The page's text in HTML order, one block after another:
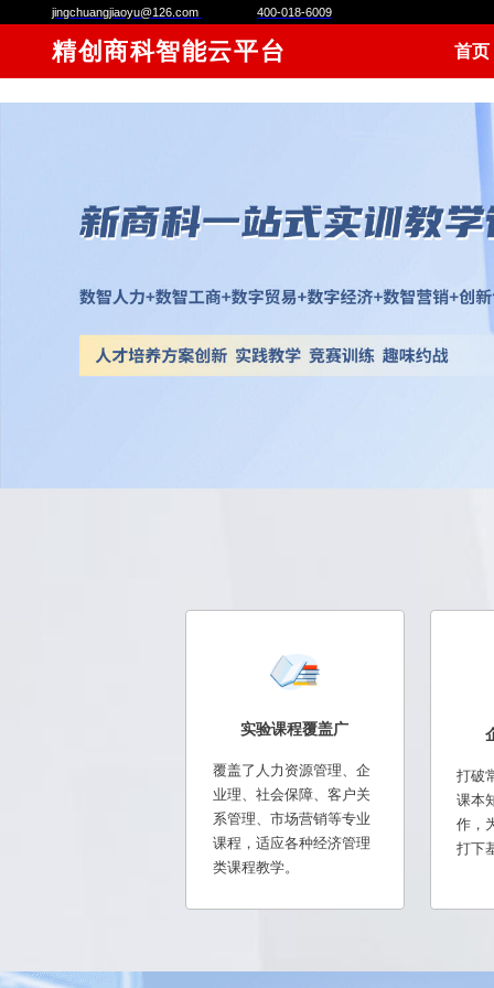
jingchuangjiaoyu@126.com 400-018-6009
精创商科智能云平台 首页
实验课程覆盖广
覆盖了人力资源管理、企
业理、社会保障、客户关
系管理、市场营销等专业
课程，适应各种经济管理
类课程教学。
打破
课本
作，
打下